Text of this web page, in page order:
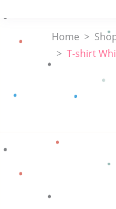
Home >
> T-shirt